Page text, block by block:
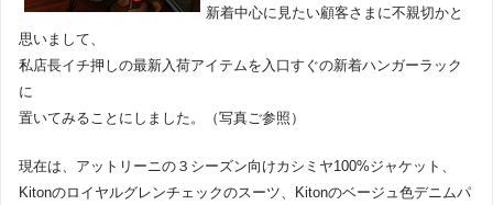
新着中心に見たい顧客さまに不親切かと
思いまして、
私店長イチ押しの最新入荷アイテムを入口すぐの新着ハンガーラック
に
置いてみることにしました。（写真ご参照）
現在は、アットリーニの３シーズン向けカシミヤ100%ジャケット、
Kitonのロイヤルグレンチェックのスーツ、Kitonのベージュ色デニムパ